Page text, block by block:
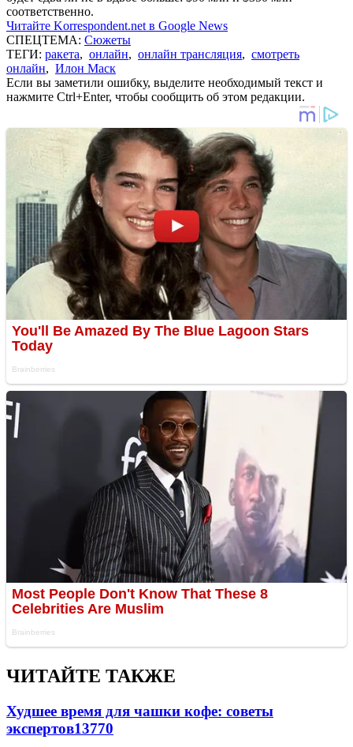
соответственно.
Читайте Korrespondent.net в Google News
СПЕЦТЕМА: Сюжеты
ТЕГИ: ракета, онлайн, онлайн трансляция, смотреть
онлайн, Илон Маск
Если вы заметили ошибку, выделите необходимый текст и
нажмите Ctrl+Enter, чтобы сообщить об этом редакции.
ЧИТАЙТЕ ТАКЖЕ
Худшее время для чашки кофе: советы
экспертов13770